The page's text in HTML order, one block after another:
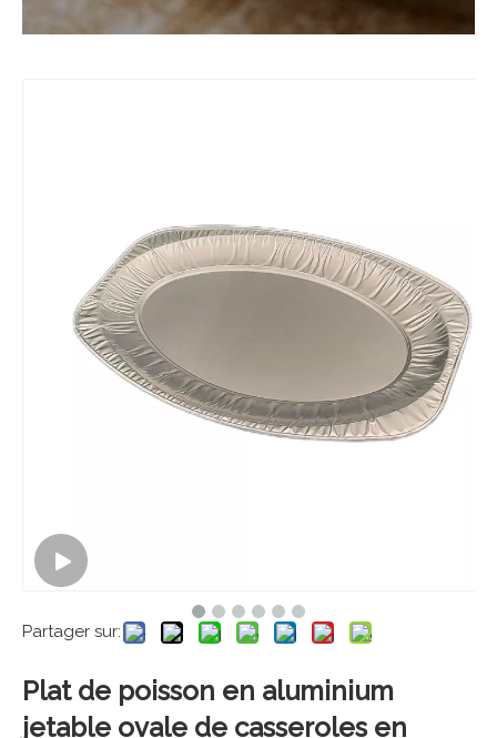
Partager sur:
Plat de poisson en aluminium
jetable ovale de casseroles en